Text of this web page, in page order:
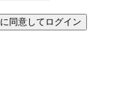
同意してログイン